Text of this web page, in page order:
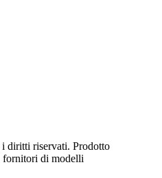
diritti riservati. Prodotto
fornitori di modelli